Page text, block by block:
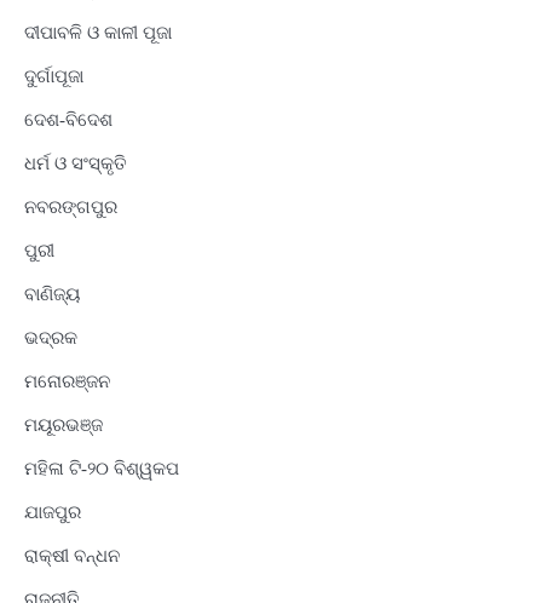
ଦୀପାବଳି ଓ କାଳୀ ପୂଜା
ଦୁର୍ଗାପୂଜା
ଦେଶ-ବିଦେଶ
ଧର୍ମ ଓ ସଂସ୍କୃତି
ନବରଙ୍ଗପୁର
ପୁରୀ
ବାଣିଜ୍ୟ
ଭଦ୍ରକ
ମନୋରଞ୍ଜନ
ମୟୂରଭଞ୍ଜ
ମହିଳା ଟି-୨୦ ବିଶ୍ୱକପ
ଯାଜପୁର
ରାକ୍ଷୀ ବନ୍ଧନ